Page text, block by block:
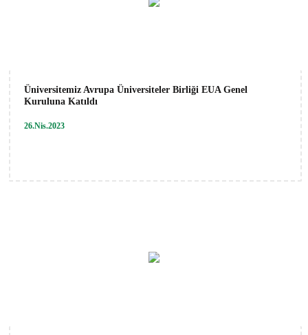
Üniversitemiz Avrupa Üniversiteler Birliği EUA Genel
Kuruluna Katıldı
26.Nis.2023